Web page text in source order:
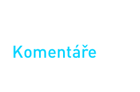
Komentáře